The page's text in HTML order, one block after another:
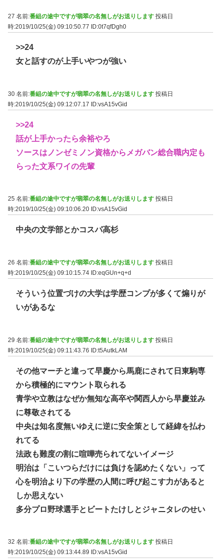
27 名前:番組の途中ですが翡翠の名無しがお送りします 投稿日
時:2019/10/25(金) 09:10:50.77
ID:0t7qfDgh0
>>24
女と話すのが上手いやつが強い
30 名前:番組の途中ですが翡翠の名無しがお送りします 投稿日
時:2019/10/25(金) 09:12:07.17 ID:vsA15vGid
>>24
話が上手かったら余裕やろ
ソースはノンゼミノン資格からメガバン総合職内定も
らった文系ワイの先輩
25 名前:番組の途中ですが翡翠の名無しがお送りします 投稿日
時:2019/10/25(金) 09:10:06.20 ID:vsA15vGid
中央の文学部とかコスパ高杉
26 名前:番組の途中ですが翡翠の名無しがお送りします 投稿日
時:2019/10/25(金) 09:10:15.74 ID:eqGUn+q+d
そういう位置づけの大学は学歴コンプが多くて煽りが
いがあるな
29 名前:番組の途中ですが翡翠の名無しがお送りします 投稿日
時:2019/10/25(金) 09:11:43.76 ID:t5AutkLAM
その他マーチと違って早慶から馬鹿にされて日東駒専
から積極的にマウント取られる
青学や立教はなぜか無知な高卒や関西人から早慶並み
に尊敬されてる
中央は知名度無いゆえに逆に安全策として経緯を払わ
れてる
法政も難度の割に喧嘩売られてないイメージ
明治は「こいつらだけには負けを認めたくない」って
心を明治より下の学歴の人間に呼び起こす力があると
しか思えない
多分プロ野球選手とビートたけしとジャニタレのせい
32 名前:番組の途中ですが翡翠の名無しがお送りします 投稿日
時:2019/10/25(金) 09:13:44.89
ID:vsA15vGid